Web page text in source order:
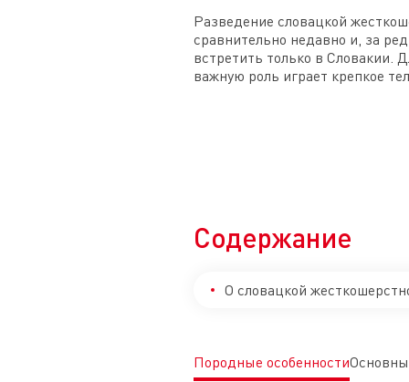
Разведение словацкой
сравнительно недавно и, за
встретить только в Словакии.
важную роль играет крепкое
Содержание
О словацкой
Породные особенности